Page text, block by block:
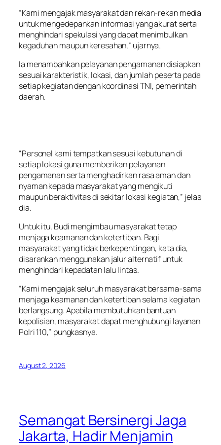
“Kami mengajak masyarakat dan rekan-rekan media
untuk mengedepankan informasi yang akurat serta
menghindari spekulasi yang dapat menimbulkan
kegaduhan maupun keresahan,” ujarnya.
Ia menambahkan pelayanan pengamanan disiapkan
sesuai karakteristik, lokasi, dan jumlah peserta pada
setiap kegiatan dengan koordinasi TNI, pemerintah
daerah.
“Personel kami tempatkan sesuai kebutuhan di
setiap lokasi guna memberikan pelayanan
pengamanan serta menghadirkan rasa aman dan
nyaman kepada masyarakat yang mengikuti
maupun beraktivitas di sekitar lokasi kegiatan,” jelas
dia.
Untuk itu, Budi mengimbau masyarakat tetap
menjaga keamanan dan ketertiban. Bagi
masyarakat yang tidak berkepentingan, kata dia,
disarankan menggunakan jalur alternatif untuk
menghindari kepadatan lalu lintas.
“Kami mengajak seluruh masyarakat bersama-sama
menjaga keamanan dan ketertiban selama kegiatan
berlangsung. Apabila membutuhkan bantuan
kepolisian, masyarakat dapat menghubungi layanan
Polri 110,” pungkasnya.
August 2, 2026
Semangat Bersinergi Jaga
Jakarta, Hadir Menjamin